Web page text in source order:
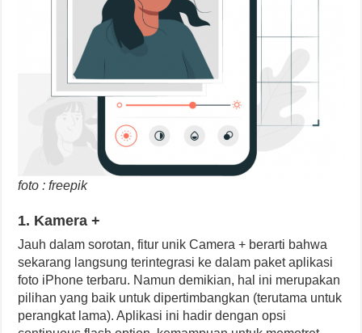
foto : freepik
1. Kamera +
Jauh dalam sorotan, fitur unik Camera + berarti bahwa
sekarang langsung terintegrasi ke dalam paket aplikasi
foto iPhone terbaru. Namun demikian, hal ini merupakan
pilihan yang baik untuk dipertimbangkan (terutama untuk
perangkat lama). Aplikasi ini hadir dengan opsi